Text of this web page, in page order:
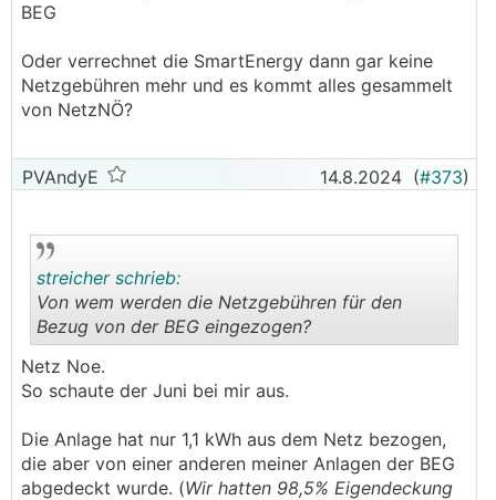
BEG
Oder verrechnet die SmartEnergy dann gar keine
Netzgebühren mehr und es kommt alles gesammelt
von NetzNÖ?
PVAndyE 14.8.2024 (#373)
streicher schrieb:
Von wem werden die Netzgebühren für den
Bezug von der BEG eingezogen?
Netz Noe.
So schaute der Juni bei mir aus.
Die Anlage hat nur 1,1 kWh aus dem Netz bezogen,
die aber von einer anderen meiner Anlagen der BEG
abgedeckt wurde. (Wir hatten 98,5% Eigendeckung